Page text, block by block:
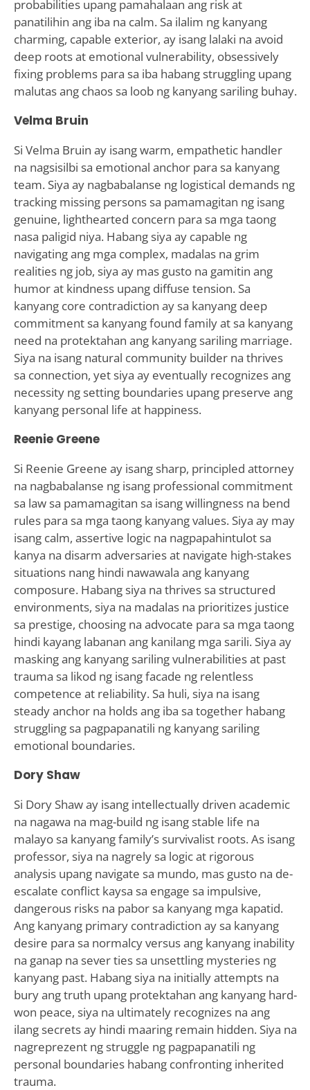
probabilities upang pamahalaan ang risk at
panatilihin ang iba na calm. Sa ilalim ng kanyang
charming, capable exterior, ay isang lalaki na avoid
deep roots at emotional vulnerability, obsessively
fixing problems para sa iba habang struggling upang
malutas ang chaos sa loob ng kanyang sariling buhay.
Velma Bruin
Si Velma Bruin ay isang warm, empathetic handler
na nagsisilbi sa emotional anchor para sa kanyang
team. Siya ay nagbabalanse ng logistical demands ng
tracking missing persons sa pamamagitan ng isang
genuine, lighthearted concern para sa mga taong
nasa paligid niya. Habang siya ay capable ng
navigating ang mga complex, madalas na grim
realities ng job, siya ay mas gusto na gamitin ang
humor at kindness upang diffuse tension. Sa
kanyang core contradiction ay sa kanyang deep
commitment sa kanyang found family at sa kanyang
need na protektahan ang kanyang sariling marriage.
Siya na isang natural community builder na thrives
sa connection, yet siya ay eventually recognizes ang
necessity ng setting boundaries upang preserve ang
kanyang personal life at happiness.
Reenie Greene
Si Reenie Greene ay isang sharp, principled attorney
na nagbabalanse ng isang professional commitment
sa law sa pamamagitan sa isang willingness na bend
rules para sa mga taong kanyang values. Siya ay may
isang calm, assertive logic na nagpapahintulot sa
kanya na disarm adversaries at navigate high-stakes
situations nang hindi nawawala ang kanyang
composure. Habang siya na thrives sa structured
environments, siya na madalas na prioritizes justice
sa prestige, choosing na advocate para sa mga taong
hindi kayang labanan ang kanilang mga sarili. Siya ay
masking ang kanyang sariling vulnerabilities at past
trauma sa likod ng isang facade ng relentless
competence at reliability. Sa huli, siya na isang
steady anchor na holds ang iba sa together habang
struggling sa pagpapanatili ng kanyang sariling
emotional boundaries.
Dory Shaw
Si Dory Shaw ay isang intellectually driven academic
na nagawa na mag-build ng isang stable life na
malayo sa kanyang family’s survivalist roots. As isang
professor, siya na nagrely sa logic at rigorous
analysis upang navigate sa mundo, mas gusto na de-
escalate conflict kaysa sa engage sa impulsive,
dangerous risks na pabor sa kanyang mga kapatid.
Ang kanyang primary contradiction ay sa kanyang
desire para sa normalcy versus ang kanyang inability
na ganap na sever ties sa unsettling mysteries ng
kanyang past. Habang siya na initially attempts na
bury ang truth upang protektahan ang kanyang hard-
won peace, siya na ultimately recognizes na ang
ilang secrets ay hindi maaring remain hidden. Siya na
nagreprezent ng struggle ng pagpapanatili ng
personal boundaries habang confronting inherited
trauma.